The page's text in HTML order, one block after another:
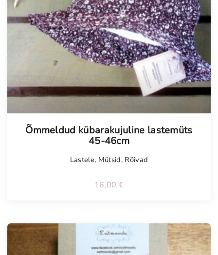
Õmmeldud kübarakujuline lastemüts
45-46cm
Lastele, Mütsid, Rõivad
16,00 €